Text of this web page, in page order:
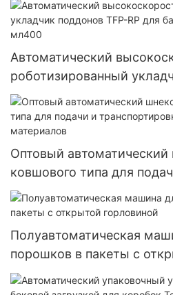
Автоматический
роботизированный
для банок колы емкостью
Оптовый
ковшового типа для
транспортировки
Полуавтоматическая
порошков в пакеты с